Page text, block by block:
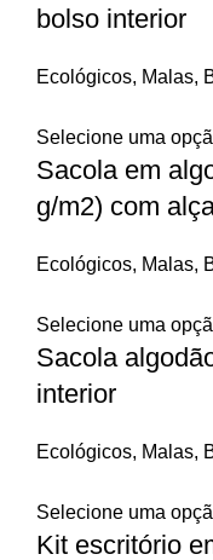
bolso interior
Ecológicos, Malas,
Selecione uma
Sacola em
g/m2) com
Ecológicos, Malas,
Selecione uma
Sacola
interior
Ecológicos, Malas,
Selecione uma
Kit escritório